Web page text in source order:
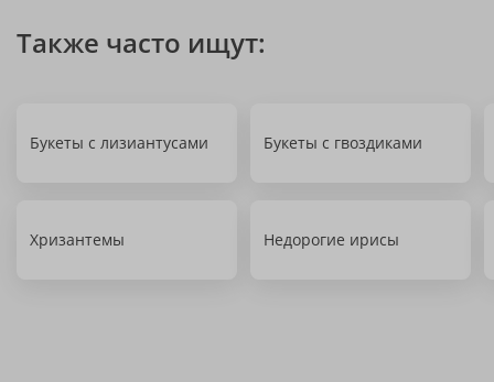
Также часто ищут:
Букеты с лизиантусами Букеты с гвоздиками
Хризантемы Недорогие ирисы